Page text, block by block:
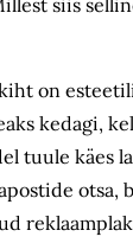
siis
on
kedagi,
tuule käes
otsa,